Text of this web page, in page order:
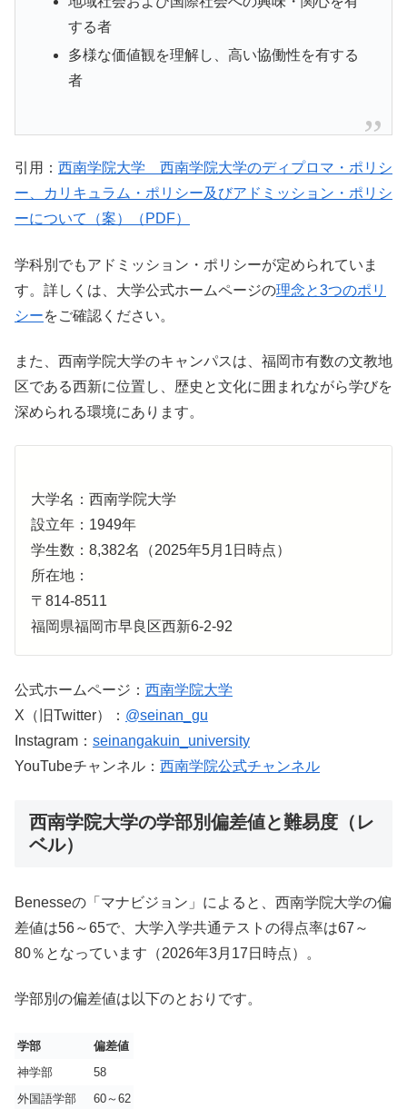
する者
多様な価値観を理解し、高い協働性を有する
者
引用： 西南学院大学 西南学院大学のディプロマ・ポリシ
ー、カリキュラム・ポリシー及びアドミッション・ポリシ
ーについて（案）（PDF）
学科別でもアドミッション・ポリシーが定められていま
す。詳しくは、大学公式ホームページの理念と3つのポリ
シーをご確認ください。
また、西南学院大学のキャンパスは、福岡市有数の文教地
区である西新に位置し、歴史と文化に囲まれながら学びを
深められる環境にあります。
大学名：西南学院大学
設立年：1949年
学生数：8,382名（2025年5月1日時点）
所在地：
〒814-8511
福岡県福岡市早良区西新6-2-92
公式ホームページ： 西南学院大学
X（旧Twitter）： @seinan_gu
Instagram： seinangakuin_university
YouTubeチャンネル： 西南学院公式チャンネル
西南学院大学の学部別偏差値と難易度（レ
ベル）
Benesseの「マナビジョン」によると、西南学院大学の偏
差値は56～65で、大学入学共通テストの得点率は67～
80％となっています（2026年3月17日時点）。
学部別の偏差値は以下のとおりです。
学部
偏差値
神学部
58
外国語学部
60～62